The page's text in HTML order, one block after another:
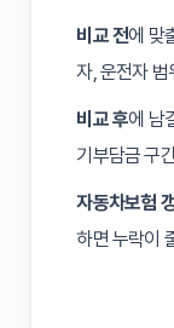
비교 전에 맞
자, 운전자 범
비교 후에 남
기부담금 구
자동차보험
하면 누락이